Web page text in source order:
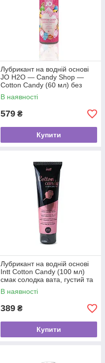
Лубрикант на водній основі
JO H2O — Candy Shop —
Cotton Candy (60 мл) без
цукру та парабенів
В наявності
579 ₴
Купити
Лубрикант на водній основі
Intt Cotton Candy (100 мл)
смак солодка вата, густий та
ковзний
В наявності
389 ₴
Купити